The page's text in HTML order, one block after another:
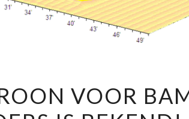
OLIE
PATROON
VOOR